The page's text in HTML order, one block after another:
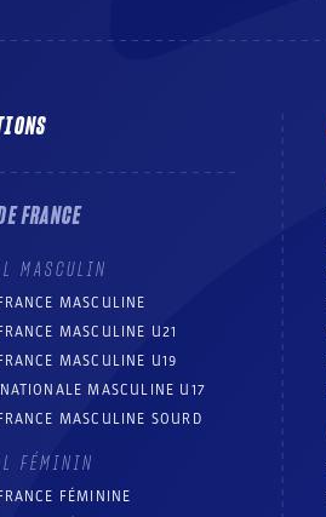
FRANCE
MASCULIN
MASCULINE
MASCULINE U21
MASCULINE U19
MASCULINE U17
MASCULINE SOURD
FÉMININ
FÉMININE